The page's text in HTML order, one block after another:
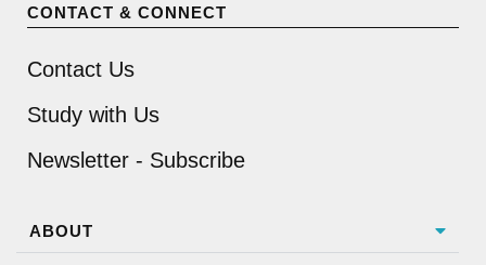
CONTACT & CONNECT
Contact Us
Study with Us
Newsletter - Subscribe
ABOUT